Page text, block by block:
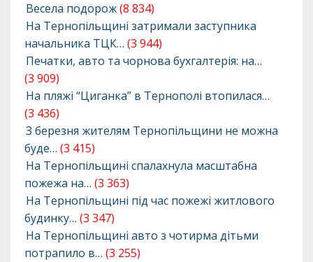
Весела подорож(8 834)
На Тернопільщині затримали заступника
начальника ТЦК… (3 944)
Печатки, авто та чорнова бухгалтерія: на…
(3 909)
На пляжі “Циганка” в Тернополі втопилася…
(3 436)
З березня жителям Тернопільщини не можна
буде… (3 415)
На Тернопільщині спалахнула масштабна
пожежа на… (3 363)
На Тернопільщині під час пожежі житлового
будинку… (3 347)
На Тернопільщині авто з чотирма дітьми
потрапило в… (3 255)